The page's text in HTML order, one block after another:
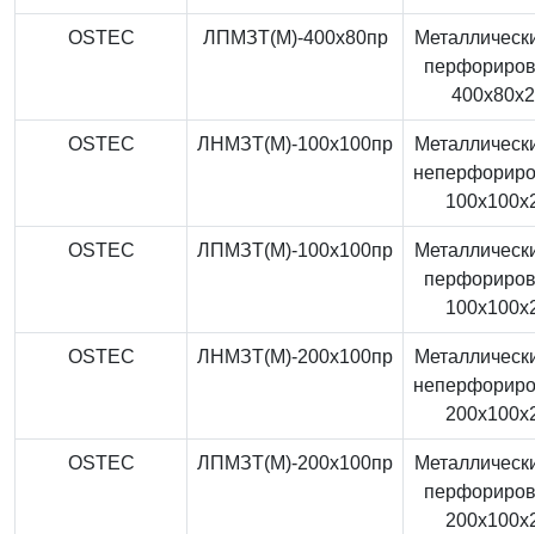
OSTEC ЛПМЗТ(М)-400x80пр
OSTEC ЛНМЗТ(М)-100x100пр
OSTEC ЛПМЗТ(М)-100x100пр
OSTEC ЛНМЗТ(М)-200x100пр
OSTEC ЛПМЗТ(М)-200x100пр